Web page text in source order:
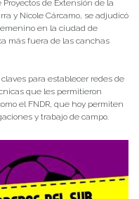
de Extensión de la
y Nicole Cárcamo, se adjudicó
en la ciudad de
más fuera de las canchas
para establecer redes de
que les permitieron
el FNDR, que hoy permiten
y trabajo de campo.